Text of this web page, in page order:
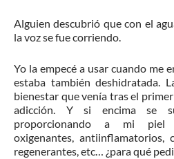
Alguien descubrió que con el
la voz se fue corriendo.
Yo la empecé a usar cuando me
estaba también deshidratada.
bienestar que venía tras el primer
adicción. Y si encima se
proporcionando a mi piel
oxigenantes, antiinflamatorios,
regenerantes, etc… ¿para qué